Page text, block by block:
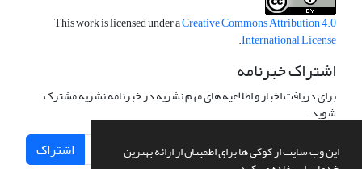
این وب سایت از کوکی ها برای اطمینان از ارائه بهترین
This work is licensed under aCreative Commons Attribution 4.0
International License
.
اشتراک خبرنامه
برای دریافت اخبار و اطلاعیه های مهم نشریه در خبرنامه نشریه مشترک
شوید.
اشتراک